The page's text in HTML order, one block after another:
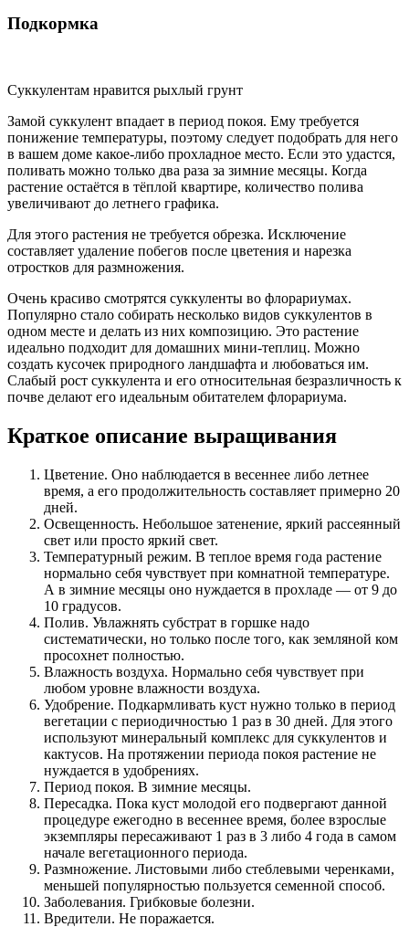
Подкормка
Суккулентам нравится рыхлый грунт
Замой суккулент впадает в период покоя. Ему требуется
понижение температуры, поэтому следует подобрать для него
в вашем доме какое-либо прохладное место. Если это удастся,
поливать можно только два раза за зимние месяцы. Когда
растение остаётся в тёплой квартире, количество полива
увеличивают до летнего графика.
Для этого растения не требуется обрезка. Исключение
составляет удаление побегов после цветения и нарезка
отростков для размножения.
Очень красиво смотрятся суккуленты во флорариумах.
Популярно стало собирать несколько видов суккулентов в
одном месте и делать из них композицию. Это растение
идеально подходит для домашних мини-теплиц. Можно
создать кусочек природного ландшафта и любоваться им.
Слабый рост суккулента и его относительная безразличность к
почве делают его идеальным обитателем флорариума.
Краткое описание выращивания
Цветение. Оно наблюдается в весеннее либо летнее
время, а его продолжительность составляет примерно 20
дней.
Освещенность. Небольшое затенение, яркий рассеянный
свет или просто яркий свет.
Температурный режим. В теплое время года растение
нормально себя чувствует при комнатной температуре.
А в зимние месяцы оно нуждается в прохладе ― от 9 до
10 градусов.
Полив. Увлажнять субстрат в горшке надо
систематически, но только после того, как земляной ком
просохнет полностью.
Влажность воздуха. Нормально себя чувствует при
любом уровне влажности воздуха.
Удобрение. Подкармливать куст нужно только в период
вегетации с периодичностью 1 раз в 30 дней. Для этого
используют минеральный комплекс для суккулентов и
кактусов. На протяжении периода покоя растение не
нуждается в удобрениях.
Период покоя. В зимние месяцы.
Пересадка. Пока куст молодой его подвергают данной
процедуре ежегодно в весеннее время, более взрослые
экземпляры пересаживают 1 раз в 3 либо 4 года в самом
начале вегетационного периода.
Размножение. Листовыми либо стеблевыми черенками,
меньшей популярностью пользуется семенной способ.
Заболевания. Грибковые болезни.
Вредители. Не поражается.